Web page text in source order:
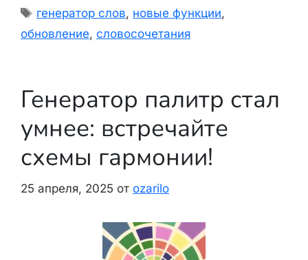
Метки
генератор слов, новые функции,
обновление, словосочетания
Генератор палитр стал
умнее: встречайте
схемы гармонии!
25 апреля, 2025 от ozarilo